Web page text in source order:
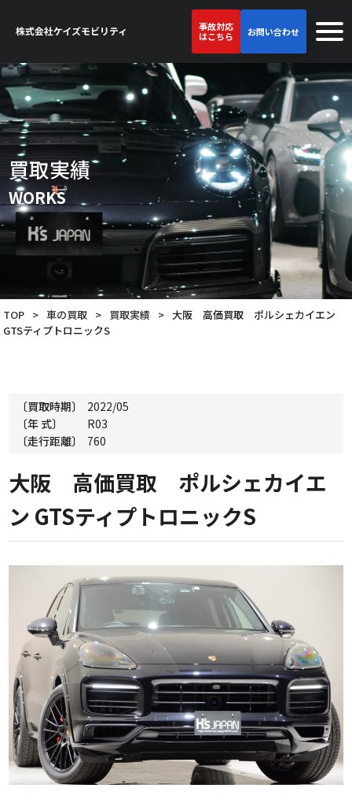
事故対応
はこちら
お問い合わせ
買取実績
WORKS
TOP > 車の買取 > 買取実績 > 大阪 高価買取 ポルシェカイエン
GTSティプトロニックS
〔買取時期〕
2022/05
〔年 式〕
R03
〔走行距離〕
760
大阪 高価買取 ポルシェカイエ
ン GTSティプトロニックS